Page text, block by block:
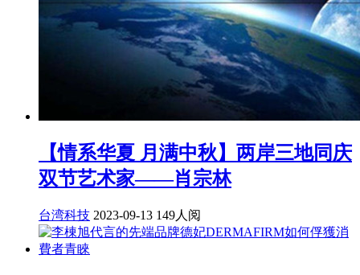
【情系华夏 月满中秋】两岸三地同庆
双节艺术家——肖宗林
台湾科技 2023-09-13 149人阅